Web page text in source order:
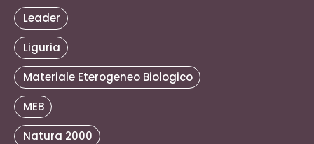
Leader
Liguria
Materiale Eterogeneo Biologico
MEB
Natura 2000